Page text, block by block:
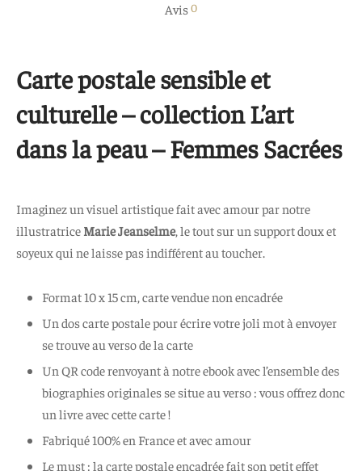
Avis0
Carte postale sensible et
culturelle – collection L’art
dans la peau – Femmes Sacrées
Imaginez un visuel artistique fait avec amour par notre
illustratrice Marie Jeanselme, le tout sur un support doux et
soyeux qui ne laisse pas indifférent au toucher.
Format 10 x 15 cm, carte vendue non encadrée
Un dos carte postale pour écrire votre joli mot à envoyer
se trouve au verso de la carte
Un QR code renvoyant à notre ebook avec l’ensemble des
biographies originales se situe au verso : vous offrez donc
un livre avec cette carte !
Fabriqué 100% en France et avec amour
Le must : la carte postale encadrée fait son petit effet